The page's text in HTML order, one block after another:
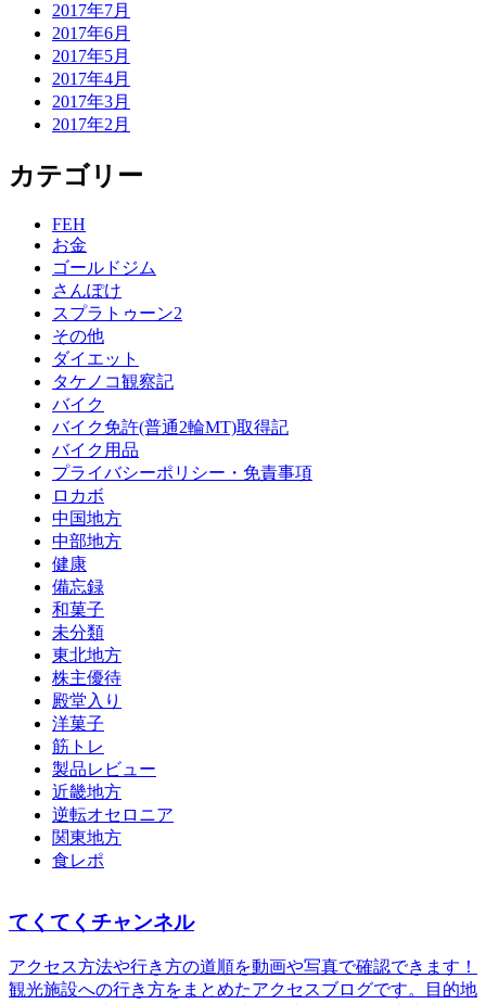
2017年7月
2017年6月
2017年5月
2017年4月
2017年3月
2017年2月
カテゴリー
FEH
お金
ゴールドジム
さんぽけ
スプラトゥーン2
その他
ダイエット
タケノコ観察記
バイク
バイク免許(普通2輪MT)取得記
バイク用品
プライバシーポリシー・免責事項
ロカボ
中国地方
中部地方
健康
備忘録
和菓子
未分類
東北地方
株主優待
殿堂入り
洋菓子
筋トレ
製品レビュー
近畿地方
逆転オセロニア
関東地方
食レポ
てくてくチャンネル
アクセス方法や行き方の道順を動画や写真で確認できます！
観光施設への行き方をまとめたアクセスブログです。目的地